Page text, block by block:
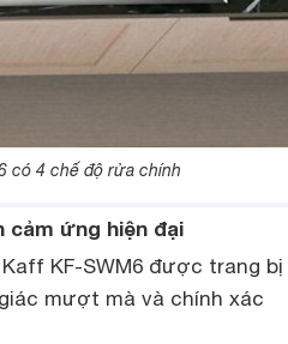
có 4 chế độ rửa chính
cảm ứng hiện đại
KF-SWM6 được trang bị
mượt mà và chính xác